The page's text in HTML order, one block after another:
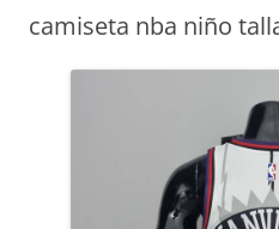
camiseta nba niño